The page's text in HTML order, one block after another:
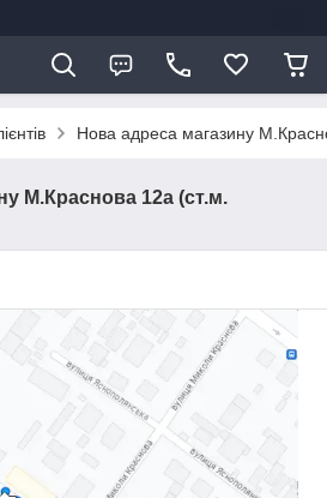
Нова адреса магазину
М.Краснова 12а (ст.м.